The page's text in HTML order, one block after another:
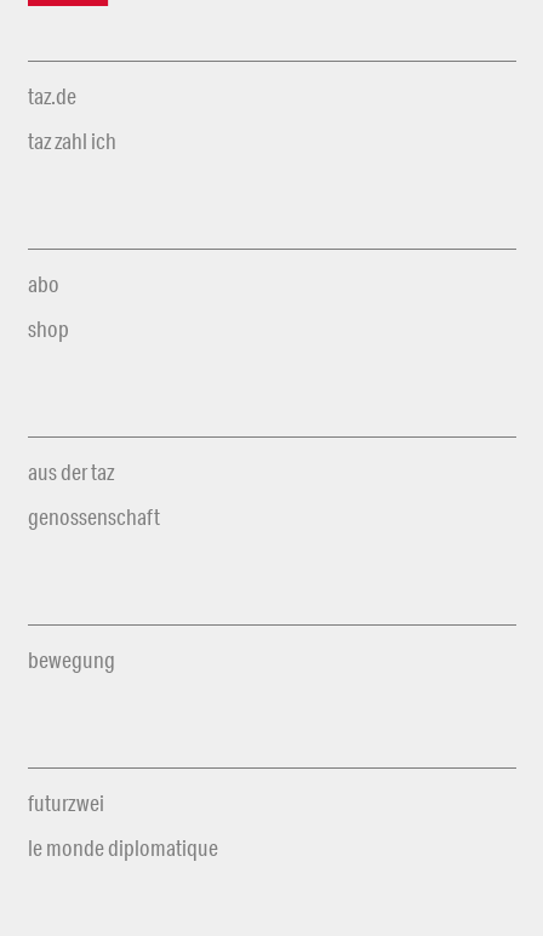
taz.de
taz zahl ich
abo
shop
aus der taz
genossenschaft
bewegung
futurzwei
le monde diplomatique